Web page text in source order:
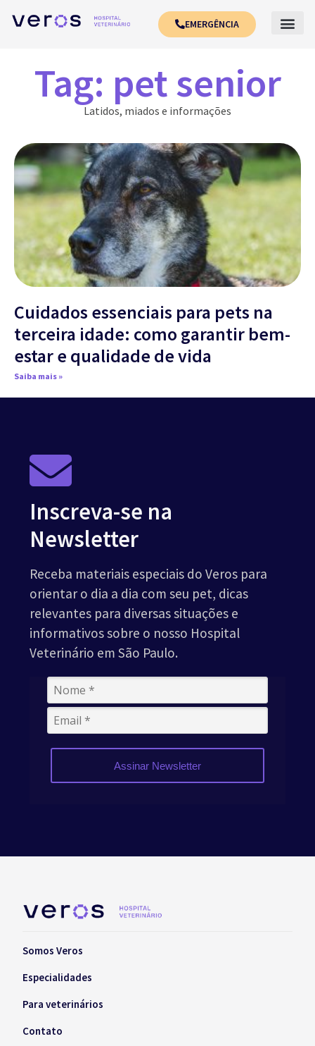
EMERGÊNCIA
Tag: pet senior
Latidos, miados e informações
Cuidados essenciais para pets na
terceira idade: como garantir bem-
estar e qualidade de vida
Saiba mais »
Inscreva-se na
Newsletter
Receba materiais especiais do Veros para
orientar o dia a dia com seu pet, dicas
relevantes para diversas situações e
informativos sobre o nosso Hospital
Veterinário em São Paulo.
Assinar Newsletter
Somos Veros
Especialidades
Para veterinários
Contato